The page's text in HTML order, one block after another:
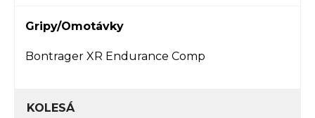
Gripy/Omotávky
Bontrager XR Endurance Comp
KOLESÁ